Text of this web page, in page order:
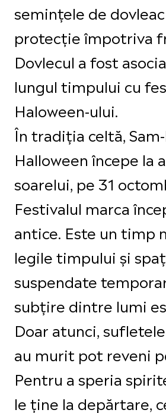
semințele de
protecție împotriva
Dovlecul a fost
lungul timpului cu
Haloween-ului.
În tradiția celtă,
Halloween începe la
soarelui, pe 31
Festivalul marca
antice. Este un timp
legile timpului și
suspendate
subțire dintre lumi
Doar atunci,
au murit pot reveni
Pentru a speria
le ține la depărtare,